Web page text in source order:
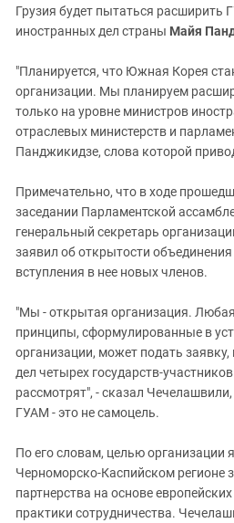
Грузия будет пытаться расширить
иностранных дел страны Майя
"Планируется, что Южная Корея
организации. Мы планируем
только на уровне министров
отраслевых министерств и
Панджикидзе, слова которой
Примечательно, что в ходе
заседании Парламентской
генеральный секретарь
заявил об открытости
вступления в нее новых членов.
"Мы - открытая организация.
принципы, сформулированные в
организации, может подать
дел четырех государств-
рассмотрят", - сказал
ГУАМ - это не самоцель.
По его словам, целью организации
Черноморско-Каспийском регионе
партнерства на основе
практики сотрудничества.